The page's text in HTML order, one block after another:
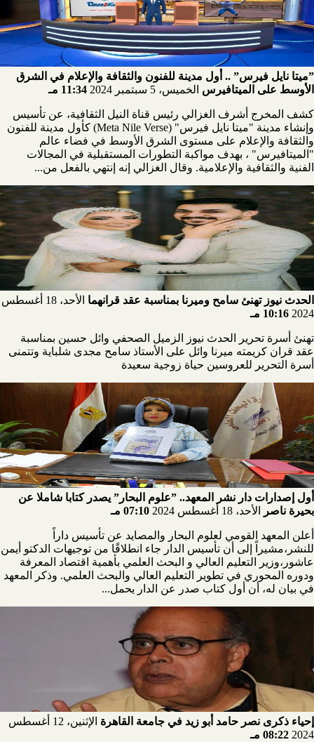
”ميتا نايل فيرس” .. أول مدينة للفنون والثقافة والإعلام في الشرق
الأوسط على الميتافيرس الخميس، 5 سبتمبر 2024 11:34 مـ
كشف المخرج أشرف الغزالي رئيس قناة النيل الثقافية، عن تأسيس
وإنشاء مدينة "ميتا نايل فيرس" (Meta Nile Verse) كأول مدينة للفنون
والثقافة والإعلام على مستوى الشرق الأوسط في فضاء عالم
"الميتافيرس" ، بهدف مواكبة التطورات المستقبلية في المجالات
الفنية والثقافية والإعلامية. وقال الغزالي إنه إنتهي بالفعل من...
الحدث نيوز تهنئ سامح وميرنا بمناسبة عقد قرانهما
الأحد، 18 أغسطس
2024 10:16 مـ
تهنئ أسرة تحرير الحدث نيوز الزميل الصحفي وائل حسين بمناسبة
عقد قران كريمته ميرنا وائل على الأستاذ سامح مجدى شلباية وتتمنى
أسرة التحرير للعروسين حياة زوجية سعيدة
أول إصدارات دار نشر المعهد.. ”علوم البحار” يصدر كتابا شاملا عن
بحيرة ناصر
الأحد، 18 أغسطس 2024 07:10 مـ
أعلن المعهد القومي لعلوم البحار والمصايد عن تأسيس داراً
للنشر،مشيراً إلى أن تأسيس الدار جاء انطلاقًا من توجيهات الدكتو أيمن
عاشور،وزير التعليم العالي و البحث العلمي بأهمية اقتصاد المعرفة
ودوره المحوري في تطوير التعليم العالي والبحث العلمي. وذكر المعهد
في بيان له، أن أول كتاب صدر عن الدار يحمل...
إحياء ذكرى نصر حامد أبو زيد في جامعة القاهرة
الإثنين، 12 أغسطس
2024 08:22 مـ